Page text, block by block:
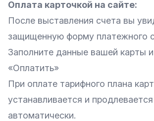
Оплата карточкой на сайте:
После выставления счета вы
защищенную форму платежного
Заполните данные вашей карты
«Оплатить»
При оплате тарифного плана
устанавливается и продлевается
автоматически.